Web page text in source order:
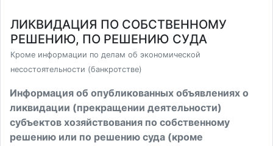
ЛИКВИДАЦИЯ ПО СОБСТВЕННОМУ
РЕШЕНИЮ, ПО РЕШЕНИЮ СУДА
Кроме информации по делам об экономической
несостоятельности (банкротстве)
Информация об опубликованных объявлениях о
ликвидации (прекращении деятельности)
субъектов хозяйствования по собственному
решению или по решению суда (кроме